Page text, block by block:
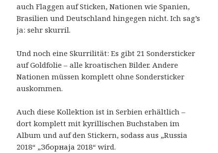
auch Flaggen auf Sticken, Nationen wie Spanien,
Brasilien und Deutschland hingegen nicht. Ich sag’s
ja: sehr skurril.
Und noch eine Skurrilität: Es gibt 21 Sondersticker
auf Goldfolie – alle kroatischen Bilder. Andere
Nationen müssen komplett ohne Sondersticker
auskommen.
Auch diese Kollektion ist in Serbien erhältlich –
dort komplett mit kyrillischen Buchstaben im
Album und auf den Stickern, sodass aus „Russia
2018“ „Зборнаја 2018“ wird.